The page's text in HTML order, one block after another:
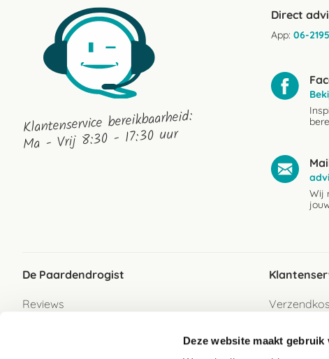
Deze website maakt gebruik
Klantenservice bereikbaarheid:
Ma - Vrij 8:30 - 17:30 uur
Direct
App: 06-
Wij
De Paardendrogist
Reviews